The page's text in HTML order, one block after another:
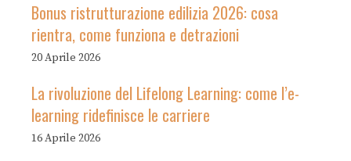
Bonus ristrutturazione edilizia 2026: cosa
rientra, come funziona e detrazioni
20 Aprile 2026
La rivoluzione del Lifelong Learning: come l’e-
learning ridefinisce le carriere
16 Aprile 2026